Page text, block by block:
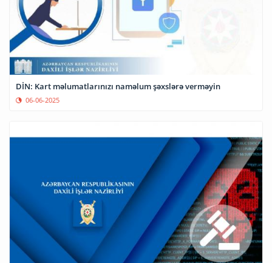
DİN: Kart məlumatlarınızı naməlum şəxslərə verməyin
06-06-2025